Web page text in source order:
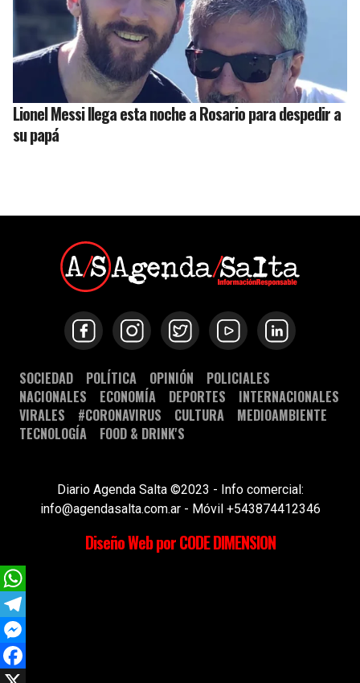
Lionel Messi llega esta noche a Rosario para despedir a
su papá
SOCIEDAD POLÍTICA OPINIÓN
POLICIALES
NACIONALES
ECONOMÍA DEPORTES
INTERNACIONALES
VIRALES
#CORONAVIRUS CULTURA
MEDIOAMBIENTE
TECNOLOGÍA
FOOD & DRINK'S
Diario Agenda Salta ©2023 - Info comercial:
info@agendasalta.com.ar - Móvil +543874412346
Diseño Web por CODE DIMENSION
WhatsApp
Telegram
Messenger
Facebook